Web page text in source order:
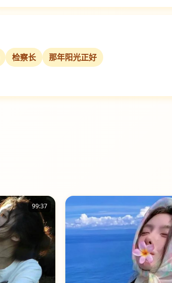
检察长
那年阳光正好
99:37